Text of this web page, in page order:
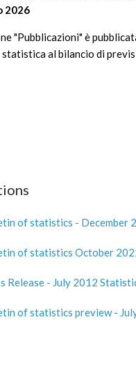
2026
"Pubblicazioni" è
statistica al bilancio di
of statistics - December
of statistics October
Release - July 2012
of statistics preview -